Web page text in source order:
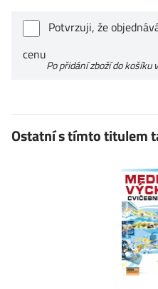
Potvrzuji, že
cenu
Po přidání zboží do košíku
Ostatní s tímto titulem